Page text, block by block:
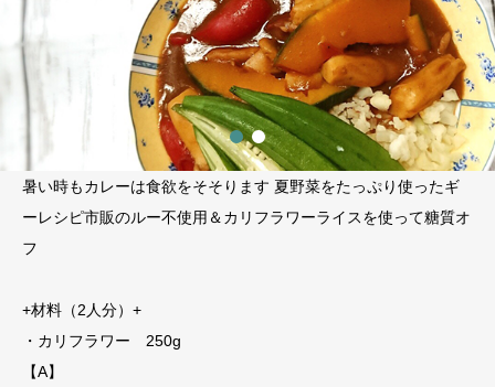
暑い時もカレーは食欲をそそります 夏野菜をたっぷり使ったギ
ーレシピ市販のルー不使用＆カリフラワーライスを使って糖質オ
フ
+材料（2人分）+
・カリフラワー 250g
【A】